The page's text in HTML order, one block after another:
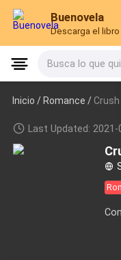
Buenovela
Descarga el
Busca lo que
Inicio /Romance / Crush
Last Updated: 2021-